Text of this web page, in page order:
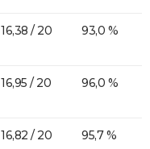
16,38 / 20 93,0 %
16,95 / 20 96,0 %
16,82 / 20 95,7 %